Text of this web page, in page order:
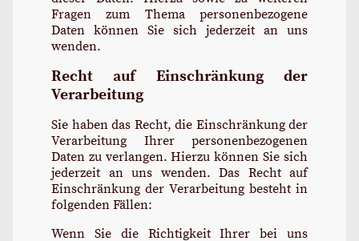
Fragen zum Thema personenbezogene
Daten können Sie sich jederzeit an uns
wenden.
Recht auf Einschränkung der
Verarbeitung
Sie haben das Recht, die Einschränkung der
Verarbeitung Ihrer personenbezogenen
Daten zu verlangen. Hierzu können Sie sich
jederzeit an uns wenden. Das Recht auf
Einschränkung der Verarbeitung besteht in
folgenden Fällen:
Wenn Sie die Richtigkeit Ihrer bei uns